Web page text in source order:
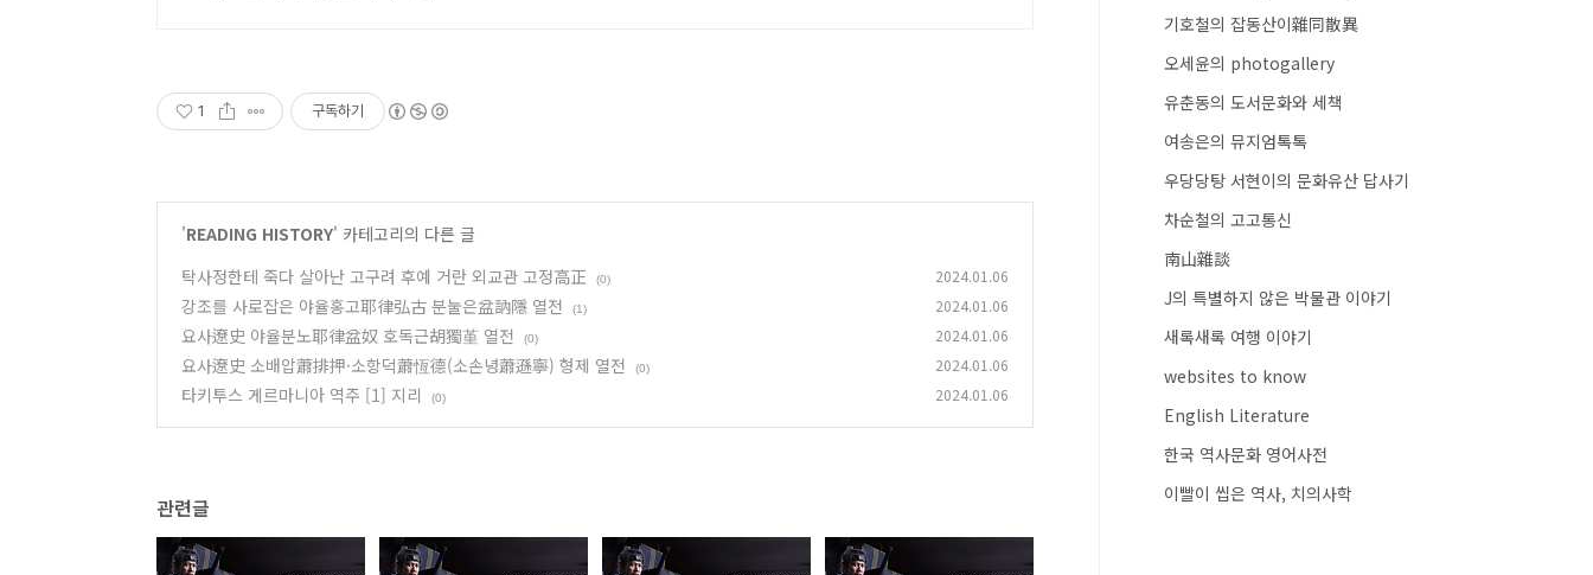
1 구독하기
'READING HISTORY' 카테고리의 다른 글
탁사정한테 죽다 살아난 고구려 후예 거란 외교관 고정高正
(0) 2024.01.06
강조를 사로잡은 야율홍고耶律弘古 분눌은盆訥隱 열전 (1) 2024.01.06
요사遼史 야율분노耶律盆奴 호독근胡獨堇 열전 (0) 2024.01.06
요사遼史 소배압蕭排押·소항덕蕭恆德(소손녕蕭遜寧) 형제 열전 (0) 2024.01.06
타키투스 게르마니아 역주 [1] 지리 (0) 2024.01.06
관련글
기호철의 잡동산이雜同散異
오세윤의 photogallery
유춘동의 도서문화와 세책
여송은의 뮤지엄톡톡
우당당탕 서현이의 문화유산 답사기
차순철의 고고통신
南山雜談
J의 특별하지 않은 박물관 이야기
새록새록 여행 이야기
websites to know
English Literature
한국 역사문화 영어사전
이빨이 씹은 역사, 치의사학